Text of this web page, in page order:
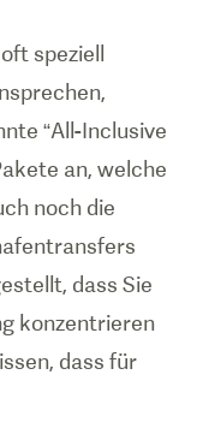
speziell
“All-Inclusive
an, welche
noch die
dass Sie
konzentrieren
dass für